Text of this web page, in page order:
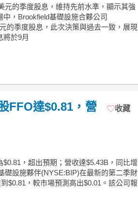
元的季度股息，維持先前水準，顯示其強
，Brookfield基礎設施合夥公司
的季度股息，此次決策與過去一致，展現
將於9月
FFO達$0.81，營
收藏
，超出預期；營收達$5.43B，同比增
礎設施夥伴(NYSE:BIP)在最新的第二季財
$0.81，較市場預測高出$0.01。該公司報